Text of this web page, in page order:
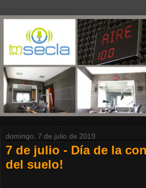
domingo, 7 de julio de 2019
7 de julio - Día de la
del suelo!